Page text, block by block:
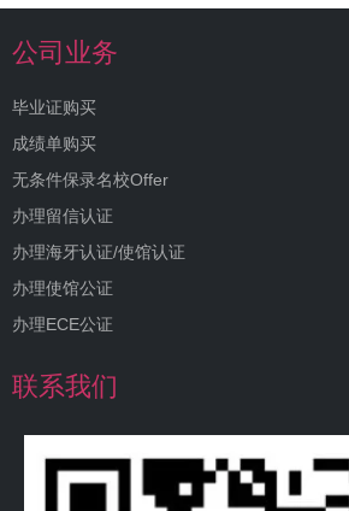
公司业务
毕业证购买
成绩单购买
无条件保录名校Offer
办理留信认证
办理海牙认证/使馆认证
办理使馆公证
办理ECE公证
联系我们